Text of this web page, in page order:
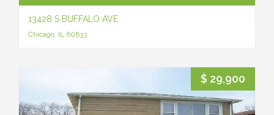
13428 S BUFFALO AVE
Chicago, IL 60633
$ 29,900